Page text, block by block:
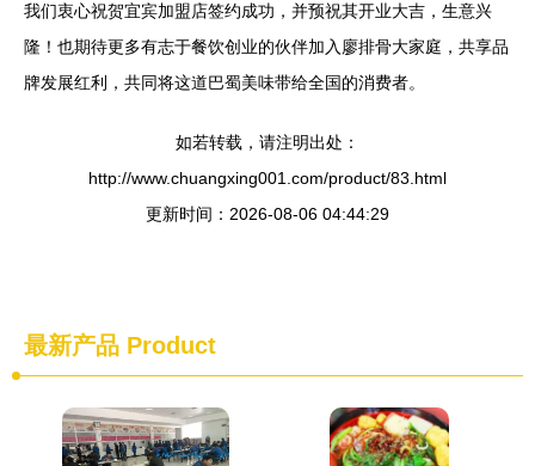
我们衷心祝贺宜宾加盟店签约成功，并预祝其开业大吉，生意兴
隆！也期待更多有志于餐饮创业的伙伴加入廖排骨大家庭，共享品
牌发展红利，共同将这道巴蜀美味带给全国的消费者。
如若转载，请注明出处：
http://www.chuangxing001.com/product/83.html
更新时间：2026-08-06 04:44:29
最新产品 Product